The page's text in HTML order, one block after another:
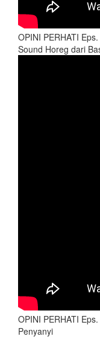
OPINI PERHATI
Sound Horeg dari
OPINI PERHATI
Penyanyi